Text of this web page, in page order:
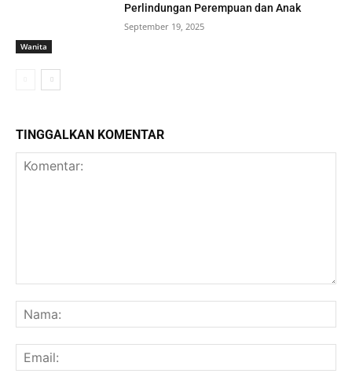
Wanita
Perlindungan Perempuan dan Anak
September 19, 2025
TINGGALKAN KOMENTAR